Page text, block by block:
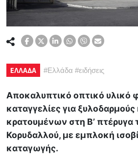
ΕΛΛΑΔΑ #Ελλάδα #ειδήσεις
Αποκαλυπτικό οπτικό υλικό
καταγγελίες για
κρατουμένων στη Β’
Κορυδαλλού, με εμπλοκή
καταγωγής.